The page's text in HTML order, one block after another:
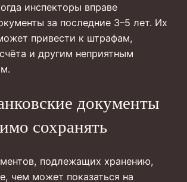
инспекторы вправе
за последние 3–5 лет. Их
привести к штрафам,
и другим неприятным
документы
сохранять
подлежащих хранению,
чем может показаться на